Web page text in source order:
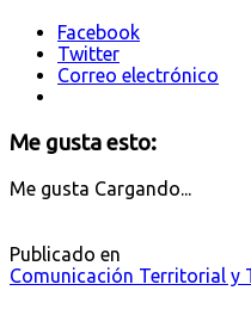
Facebook
Twitter
Correo electrónico
Me gusta esto:
Me gusta Cargando...
Publicado en
Comunicación Territorial y